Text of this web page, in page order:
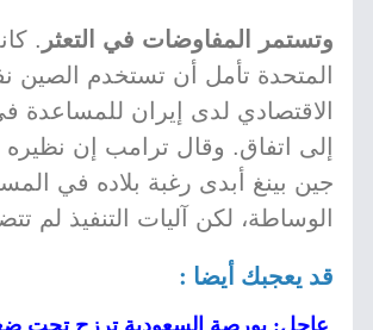
وتستمر المفاوضات في التعثر .
المتحدة تأمل أن تستخدم الصين
الاقتصادي لدى إيران للمساعدة
إلى اتفاق. وقال ترامب إن
جين بينغ أبدى رغبة بلاده في
الوساطة، لكن آليات التنفيذ لم
قد يعجبك أيضا :